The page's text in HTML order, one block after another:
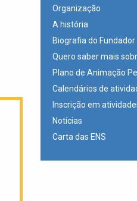
Organização
A história
Biografia do Fundador
Quero saber mais
Plano de Animação
Calendários de
Inscrição em
Notícias
Carta das ENS